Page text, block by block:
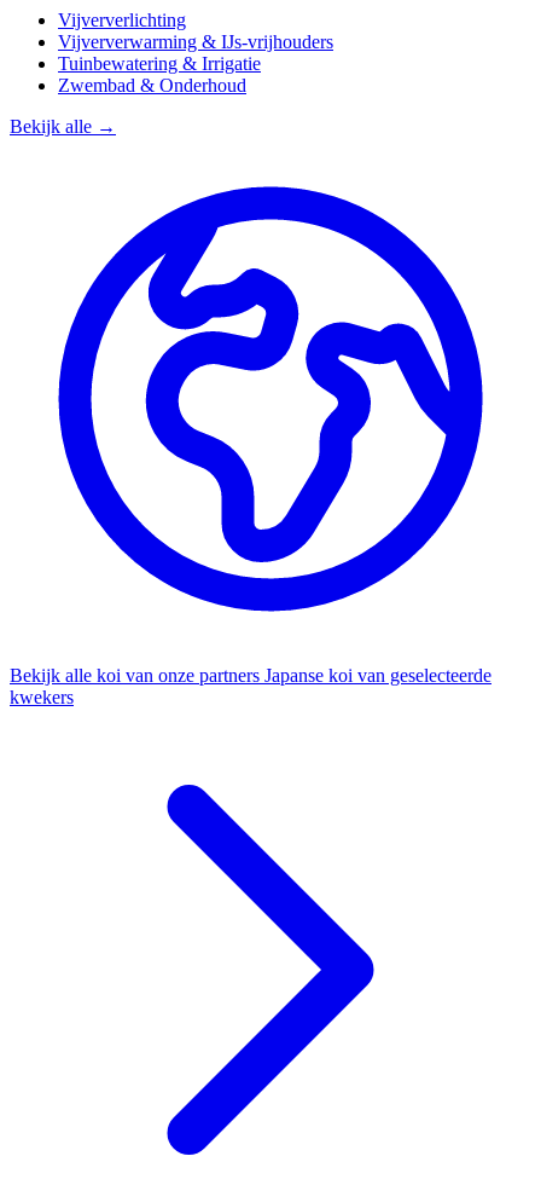
Vijververlichting
Vijververwarming & IJs-vrijhouders
Tuinbewatering & Irrigatie
Zwembad & Onderhoud
Bekijk alle →
Bekijk alle koi van onze partners Japanse koi van geselecteerde
kwekers